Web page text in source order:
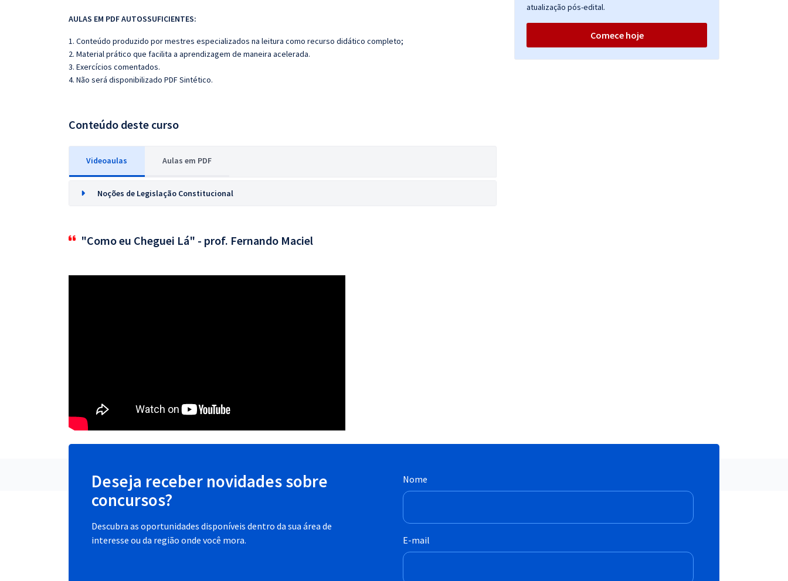
AULAS EM PDF AUTOSSUFICIENTES:
1. Conteúdo produzido por mestres especializados na leitura como recurso didático completo;
2. Material prático que facilita a aprendizagem de maneira acelerada.
3. Exercícios comentados.
4. Não será disponibilizado PDF Sintético.
Conteúdo deste curso
Videoaulas Aulas em PDF
Noções de Legislação Constitucional
"Como eu Cheguei Lá" - prof. Fernando Maciel
atualização pós-edital.
Comece hoje
Deseja receber novidades sobre
concursos?
Descubra as oportunidades disponíveis dentro da sua área de
interesse ou da região onde você mora.
Nome
E-mail